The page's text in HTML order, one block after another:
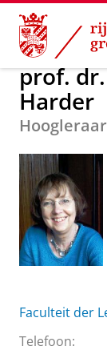
Skip
Content
Skip
Navigation
Over ons
prof.
Harder
Faculteit der
Telefoon: